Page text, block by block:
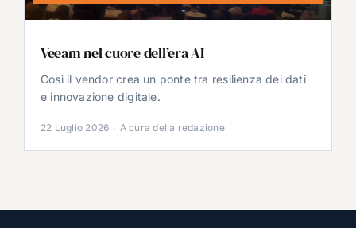
Veeam nel cuore dell’era AI
Così il vendor crea un ponte tra resilienza dei dati
e innovazione digitale.
22 Luglio 2026 · A cura della redazione